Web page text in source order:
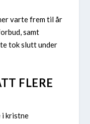
varte frem til år
samt
tok slutt under
FLERE
i kristne